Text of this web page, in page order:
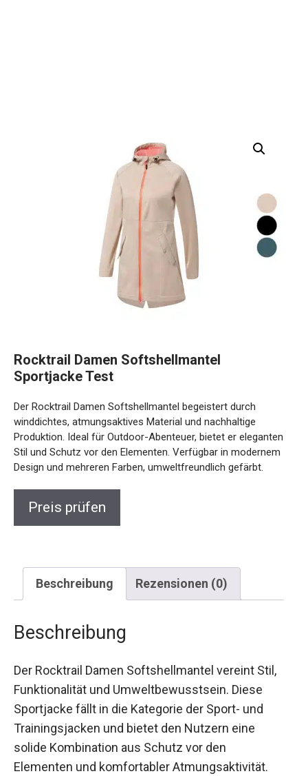
Rocktrail Damen Softshellmantel
Sportjacke Test
Der Rocktrail Damen Softshellmantel begeistert durch
winddichtes, atmungsaktives Material und nachhaltige
Produktion. Ideal für Outdoor-Abenteuer, bietet er eleganten
Stil und Schutz vor den Elementen. Verfügbar in modernem
Design und mehreren Farben, umweltfreundlich gefärbt.
Preis prüfen
Beschreibung Rezensionen (0)
Beschreibung
Der Rocktrail Damen Softshellmantel vereint Stil,
Funktionalität und Umweltbewusstsein. Diese
Sportjacke fällt in die Kategorie der Sport- und
Trainingsjacken und bietet den Nutzern eine
solide Kombination aus Schutz vor den
Elementen und komfortabler Atmungsaktivität.